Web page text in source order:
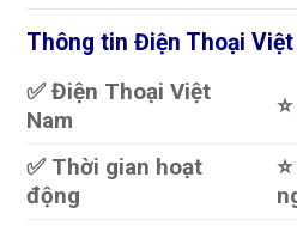
Thông tin Điện Thoại Việt
✅ Điện Thoại Việt
Nam
✅ Thời gian hoạt
động